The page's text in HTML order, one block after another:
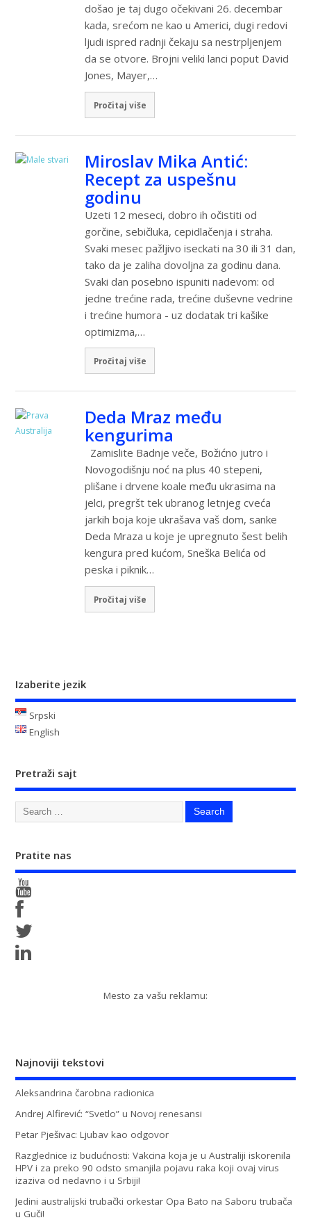
došao je taj dugo očekivani 26. decembar
kada, srećom ne kao u Americi, dugi redovi
ljudi ispred radnji čekaju sa nestrpljenjem
da se otvore. Brojni veliki lanci poput David
Jones, Mayer,…
Pročitaj više
Miroslav Mika Antić:
Recept za uspešnu
godinu
Uzeti 12 meseci, dobro ih očistiti od
gorčine, sebičluka, cepidlačenja i straha.
Svaki mesec pažljivo iseckati na 30 ili 31 dan,
tako da je zaliha dovoljna za godinu dana.
Svaki dan posebno ispuniti nadevom: od
jedne trećine rada, trećine duševne vedrine
i trećine humora - uz dodatak tri kašike
optimizma,…
Pročitaj više
Deda Mraz među
kengurima
Zamislite Badnje veče, Božićno jutro i
Novogodišnju noć na plus 40 stepeni,
plišane i drvene koale među ukrasima na
jelci, pregršt tek ubranog letnjeg cveća
jarkih boja koje ukrašava vaš dom, sanke
Deda Mraza u koje je upregnuto šest belih
kengura pred kućom, Sneška Belića od
peska i piknik…
Pročitaj više
Izaberite jezik
Srpski
English
Pretraži sajt
Pratite nas
Mesto za vašu reklamu:
Najnoviji tekstovi
Aleksandrina čarobna radionica
Andrej Alfirević: “Svetlo” u Novoj renesansi
Petar Pješivac: Ljubav kao odgovor
Razglednice iz budućnosti: Vakcina koja je u Australiji iskorenila
HPV i za preko 90 odsto smanjila pojavu raka koji ovaj virus
izaziva od nedavno i u Srbiji!
Jedini australijski trubački orkestar Opa Bato na Saboru trubača
u Guči!